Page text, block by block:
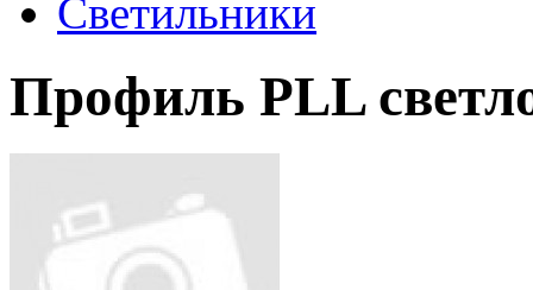
Светильники
Профиль PLL